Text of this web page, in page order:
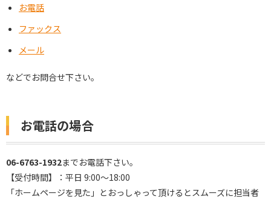
お電話
ファックス
メール
などでお問合せ下さい。
お電話の場合
06-6763-1932までお電話下さい。
【受付時間】：平日 9:00～18:00
「ホームページを見た」とおっしゃって頂けるとスムーズに担当者